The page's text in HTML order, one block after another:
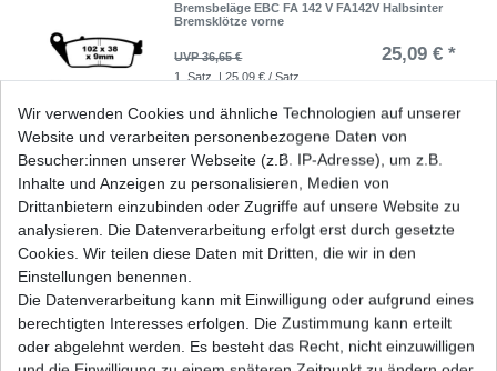
Bremsbeläge EBC FA 142 V FA142V Halbsinter
Bremsklötze vorne
UVP 36,65 € 25,09 € *
1 Satz
| 25,09 € / Satz
Bremsklötze Ferodo FDB 531 P FDB531 P
Platinum Bremsbeläge
UVP 26,95 € 18,50 € *
*inkl. ges. MwSt.
Wir verwenden Cookies und ähnliche Technologien auf unserer
Website und verarbeiten personenbezogene Daten von
Besucher:innen unserer Webseite (z.B. IP-Adresse), um z.B.
Inhalte und Anzeigen zu personalisieren, Medien von
Drittanbietern einzubinden oder Zugriffe auf unsere Website zu
analysieren. Die Datenverarbeitung erfolgt erst durch gesetzte
Cookies. Wir teilen diese Daten mit Dritten, die wir in den
Einstellungen benennen.
Die Datenverarbeitung kann mit Einwilligung oder aufgrund eines
berechtigten Interesses erfolgen. Die Zustimmung kann erteilt
oder abgelehnt werden. Es besteht das Recht, nicht einzuwilligen